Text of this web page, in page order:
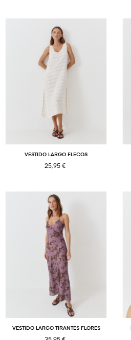
VESTIDO LARGO FLECOS
25,95 €
VESTIDO LARGO TIRANTES FLORES